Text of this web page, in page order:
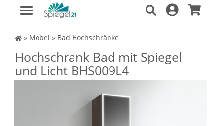
Spiegel Shop
» Möbel » Bad Hochschränke
Hochschrank Bad mit Spiegel
und Licht BHS009L4